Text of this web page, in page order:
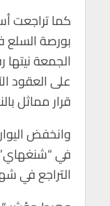
كما تراجعت
بورصة السلع
الجمعة
على العقود
قرار مماثل
وانخفض
في
التراجع في